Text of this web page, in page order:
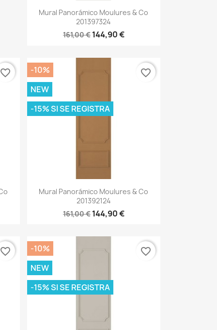
Vista rápida
Mural Panorámico Moulures & Co
201397324
161,00 € 144,90 €
favorite_border
Vista rápida
Mural Panorámico Moulures & Co
201392124
161,00 € 144,90 €
-10%
NEW
-15% SI SE REGISTRA
favorite_border
favorite_border
-10%
NEW
-15% SI SE REGISTRA
favorite_border